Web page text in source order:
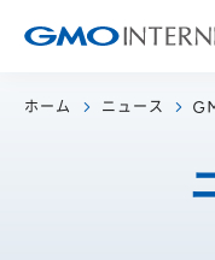
ホーム ニュース